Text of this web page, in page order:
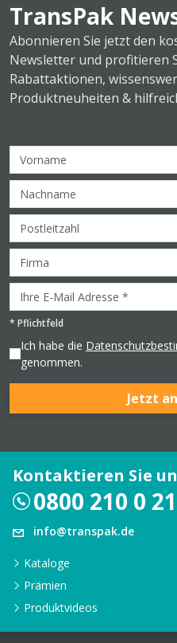
TransPak
Abonnieren Sie jetzt den
Newsletter und profitieren
Rabattaktionen,
Produktneuheiten &
* Pflichtfeld
Ich habe die
genommen.
Jetzt
Kontaktieren Sie
0800 210 0
info@transpak.de
Kataloge
Prämien
Produktvideos